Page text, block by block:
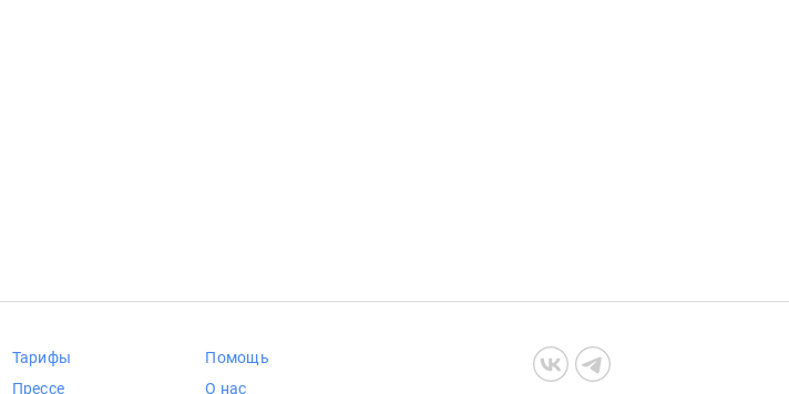
Тарифы
Прессе
Помощь
О нас